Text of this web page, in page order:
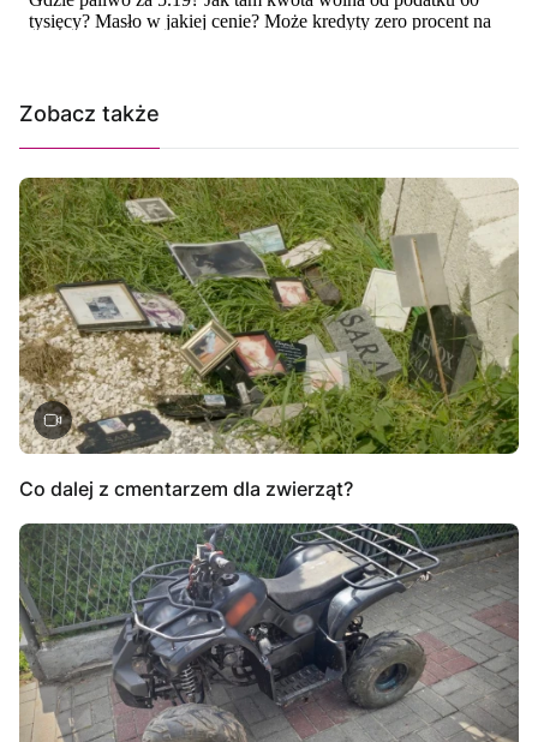
Zobacz także
Co dalej z cmentarzem dla zwierząt?